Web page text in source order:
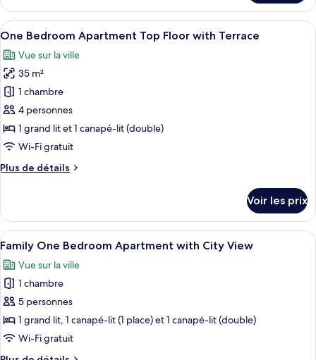
terrasse
le
type
de
Studio
Deluxe,
terrasse
Afficher
toutes
les
photos
pour
ce
type
de
chambre :
One
Top
Floor
with
Terrace
Un balcon avec une table en verre,
8
One Bedroom Apartment Top Floor with Terrace
Vue sur la ville
35 m²
1 chambre
4 personnes
1 grand lit et 1 canapé-lit (double)
Wi-Fi gratuit
Plus de détails
Plus
le
type
de
chambre
One
Bedroom
Top
Floor
with
Terrace
Voir les prix
Afficher
toutes
les
photos
pour
ce
type
Un salon moderne avec un canapé
5
Family One Bedroom Apartment with City View
Vue sur la ville
1 chambre
5 personnes
1 grand lit, 1 canapé-lit (1 place) et 1 canapé-lit (double)
Wi-Fi gratuit